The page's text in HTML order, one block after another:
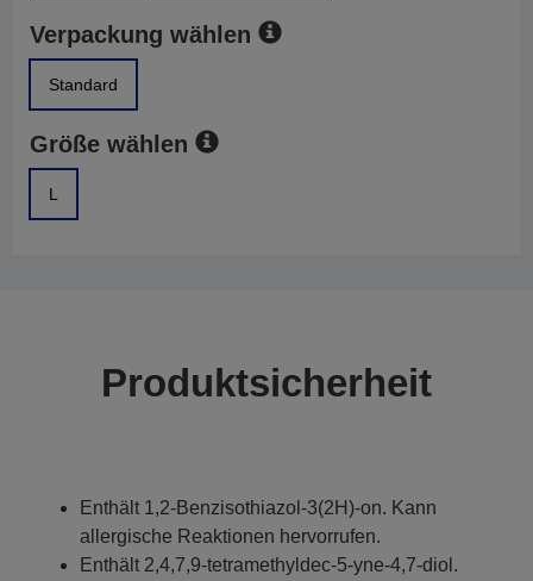
Verpackung wählen
Standard
Größe wählen
L
Produktsicherheit
Enthält 1,2-Benzisothiazol-3(2H)-on. Kann
allergische Reaktionen hervorrufen.
Enthält 2,4,7,9-tetramethyldec-5-yne-4,7-diol.